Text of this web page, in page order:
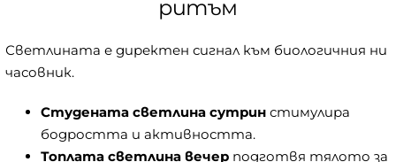
ритъм
Светлината е директен сигнал към биологичния ни
часовник.
Студената светлина сутрин стимулира
бодростта и активността.
Топлата светлина вечер подготвя тялото за